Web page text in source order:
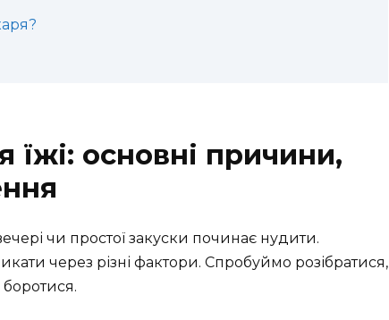
їжі: основні причини,
чи простої закуски починає нудити.
через різні фактори. Спробуймо розібратися,